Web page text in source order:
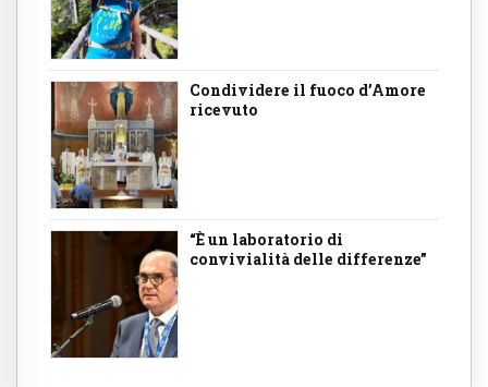
Condividere il fuoco d’Amore
ricevuto
“È un laboratorio di
convivialità delle differenze”